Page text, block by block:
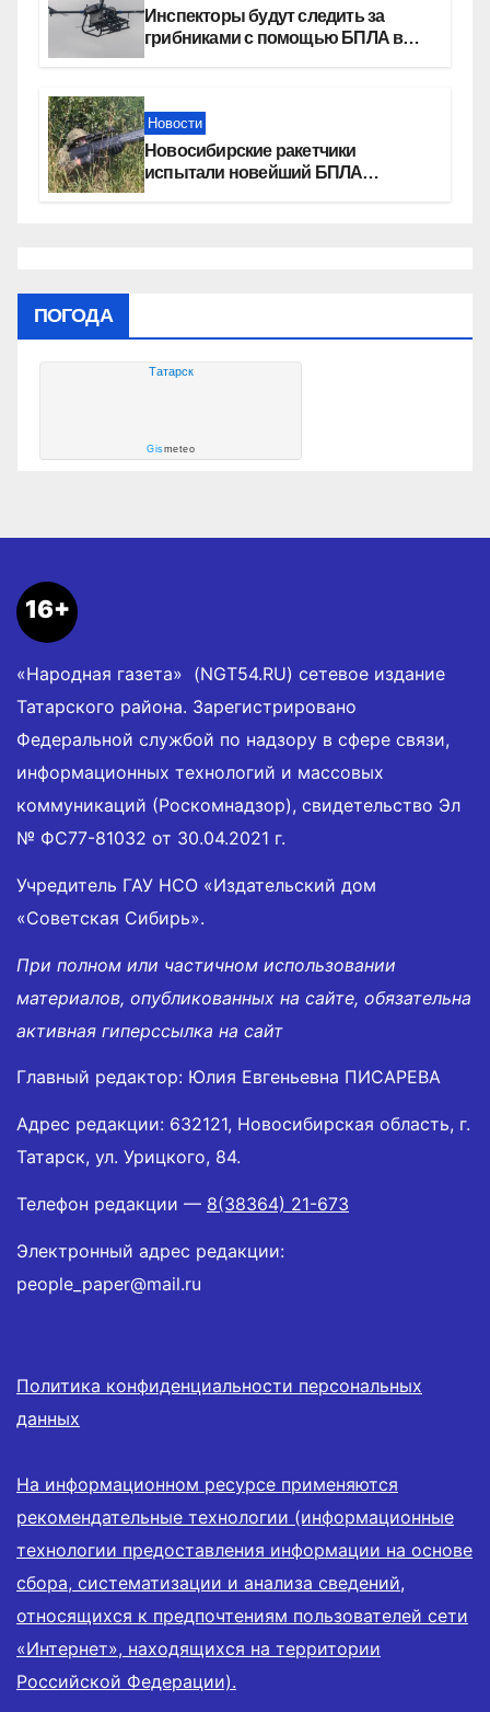
Инспекторы будут следить за
грибниками с помощью БПЛА в
Новости
Новосибирские ракетчики
испытали новейший БПЛА
ПОГОДА
Татарск
Gismeteo
16+
«Народная газета» (NGT54.RU) сетевое издание
Татарского района. Зарегистрировано
Федеральной службой по надзору в сфере связи,
информационных технологий и массовых
коммуникаций (Роскомнадзор), свидетельство Эл
№ ФС77-81032 от 30.04.2021 г.
Учредитель ГАУ НСО «Издательский дом
«Советская Сибирь».
При полном или частичном использовании
материалов, опубликованных на сайте, обязательна
активная гиперссылка на сайт
Главный редактор: Юлия Евгеньевна ПИСАРЕВА
Адрес редакции: 632121, Новосибирская область, г.
Татарск, ул. Урицкого, 84.
Телефон редакции — 8(38364) 21-673
Электронный адрес редакции:
people_paper@mail.ru
Политика конфиденциальности персональных
данных
На информационном ресурсе применяются
рекомендательные технологии (информационные
технологии предоставления информации на основе
сбора, систематизации и анализа сведений,
относящихся к предпочтениям пользователей сети
«Интернет», находящихся на территории
Российской Федерации).